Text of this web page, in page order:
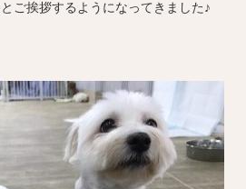
ご挨拶するようになってきました♪